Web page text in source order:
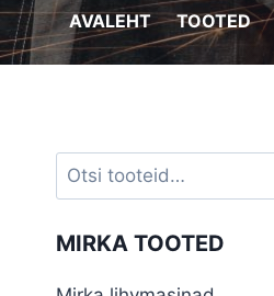
AVALEHT TOOTED
Otsi:
MIRKA TOOTED